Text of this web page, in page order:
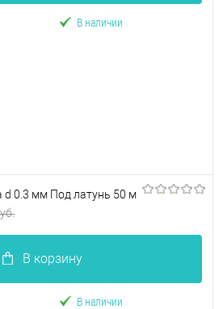
В наличии
d 0.3 мм Под латунь 50 м
В корзину
В наличии